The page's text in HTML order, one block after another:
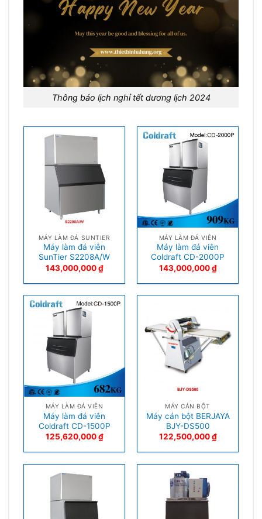
Thông báo lịch nghỉ tết dương lịch 2024
MÁY LÀM ĐÁ SUNTIER
Máy làm đá viên
SunTier S2208A/W
143,000,000₫
MÁY LÀM ĐÁ VIÊN
Máy làm đá viên
Coldraft CD-2000P
143,000,000₫
MÁY LÀM ĐÁ VIÊN
Máy làm đá viên
Coldraft CD-1500P
125,620,000₫
MÁY CÁN BỘT
Máy cán bột BERJAYA
BJY-DS500
122,500,000₫